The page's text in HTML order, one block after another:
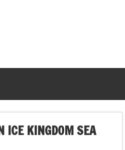
ICE KINGDOM SEA